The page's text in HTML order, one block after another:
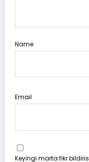
Name
Email
Keyingi marta fikr